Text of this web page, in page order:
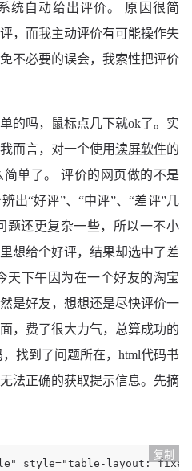
统自动给出评价。 原因很简
，而我主动评价有可能操作失
不必要的误会，我索性把评价
的吗，鼠标点几下就ok了。实
而言，对一个使用读屏软件的
单了。 评价的网页做的不是
出“好评”、“中评”、“差评”几
题还更复杂一些，所以一不小
想给个好评，结果却选中了差
天下午因为在一个好友的淘宝
是好友，想想还是尽快评价一
，费了很大力气，总算成功的
找到了问题所在，html代码书
法正确的获取提示信息。先摘
style="table-layout:
复制